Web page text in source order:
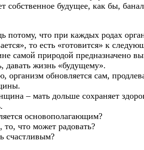
собственное будущее, как бы,
потому, что при каждых родах
то есть «готовится» к
самой природой предназначено
давать жизнь «будущему».
организм обновляется сам,
– мать дольше сохраняет
основополагающим?
то, что может радовать?
счастливым?